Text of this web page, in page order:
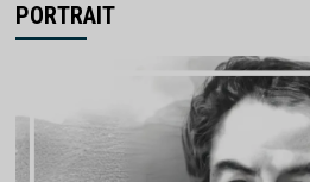
PORTRAIT